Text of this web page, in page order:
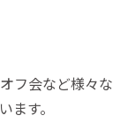
フ会など様々な
ます。